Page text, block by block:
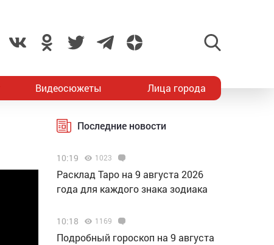
Видеосюжеты Лица города
Последние новости
10:19 1023
Расклад Таро на 9 августа 2026
года для каждого знака зодиака
10:18 1169
Подробный гороскоп на 9 августа